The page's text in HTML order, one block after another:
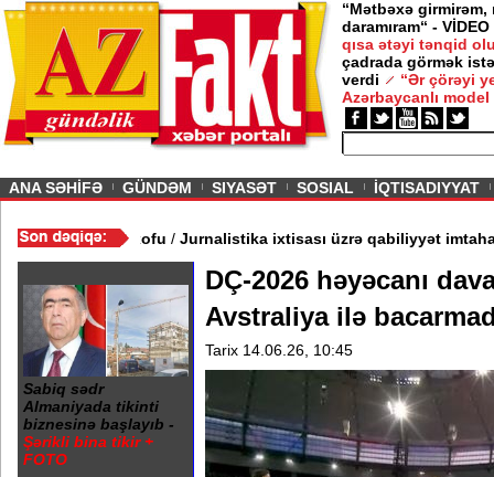
“Mətbəxə girmirəm,
daramıram“ - VİDEO
qısa ətəyi tənqid
çadrada görmək
verdi
“Ər çörəyi
Azərbaycanlı model
ANA SƏHİFƏ GÜNDƏM SIYASƏT SOSIAL İQTISADIYYAT
elitasında FSB xofu/Jurnalistika ixtisası üzrə qabiliyyət
Sabiq sədr
Almaniyada tikinti
biznesinə başlayıb -
Şərikli bina tikir +
FOTO
DÇ-2026 həyəcanı
Avstraliya ilə
Tarix 14.06.26, 10:45